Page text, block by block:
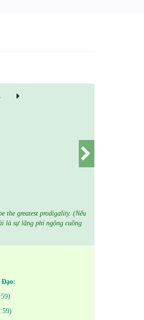
the greatest prodigality. (Nếu
là sự lãng phí ngông cuồng
Đạo: